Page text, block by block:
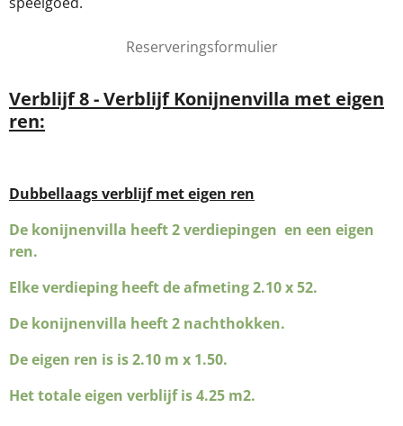
Reserveringsformulier
Verblijf 8 - Verblijf Konijnenvilla met eigen
ren:
Dubbellaags verblijf met eigen ren
De konijnenvilla heeft 2 verdiepingen en een eigen
ren.
Elke verdieping heeft de afmeting 2.10 x 52.
De konijnenvilla heeft 2 nachthokken.
De eigen ren is is 2.10 m x 1.50.
Het totale eigen verblijf is 4.25 m2.